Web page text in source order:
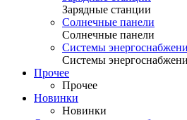
Зарядные станции
Солнечные панели
Солнечные панели
Системы
Системы
Прочее
Прочее
Новинки
Новинки